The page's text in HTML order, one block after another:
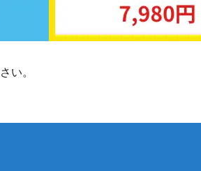
い。